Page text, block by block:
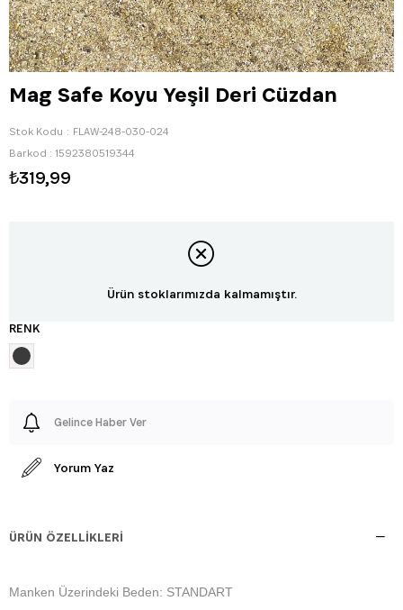
Mag Safe Koyu Yeşil Deri Cüzdan
Stok Kodu
FLAW-248-030-024
Barkod : 1592380519344
₺319,99
Ürün stoklarımızda kalmamıştır.
RENK
Gelince Haber Ver
Yorum Yaz
ÜRÜN ÖZELLIKLERI
Manken Üzerindeki Beden: STANDART